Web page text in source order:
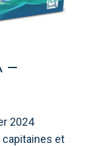
–
2024
capitaines et